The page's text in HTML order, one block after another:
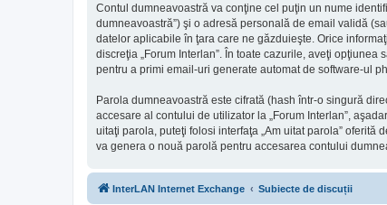
Contul dumneavoastră va conţine cel puţin un nume
dumneavoastră”) şi o adresă personală de email validă
datelor aplicabile în ţara care ne găzduieşte. Orice
discreţia „Forum Interlan”. În toate cazurile, aveţi
pentru a primi email-uri generate automat de software-ul
Parola dumneavoastră este cifrată (hash într-o singură
accesare al contului de utilizator la „Forum Interlan”,
uitaţi parola, puteţi folosi interfaţa „Am uitat parola”
va genera o nouă parolă pentru accesarea contului
InterLAN Internet Exchange Subiecte de discuții